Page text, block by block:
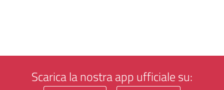
Scarica la nostra app ufficiale su: